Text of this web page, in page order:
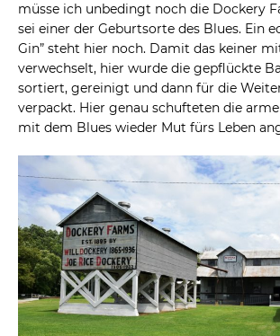
müsse ich unbedingt noch die Dockery
sei einer der Geburtsorte des Blues. Ein
Gin” steht hier noch. Damit das keiner
verwechselt, hier wurde die gepflückte
sortiert, gereinigt und dann für die
verpackt. Hier genau schufteten die
mit dem Blues wieder Mut fürs Leben